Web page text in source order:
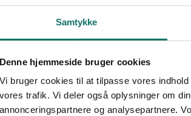
Samtykke
Denne hjemmeside bruger cookies
Vi bruger cookies til at tilpasse vores
vores trafik. Vi deler også oplysninger om
annonceringspartnere og analysepartnere.
til LRG-1500
1,5mm stål
for og bag (4 punkt)
35 kg
x D600mm